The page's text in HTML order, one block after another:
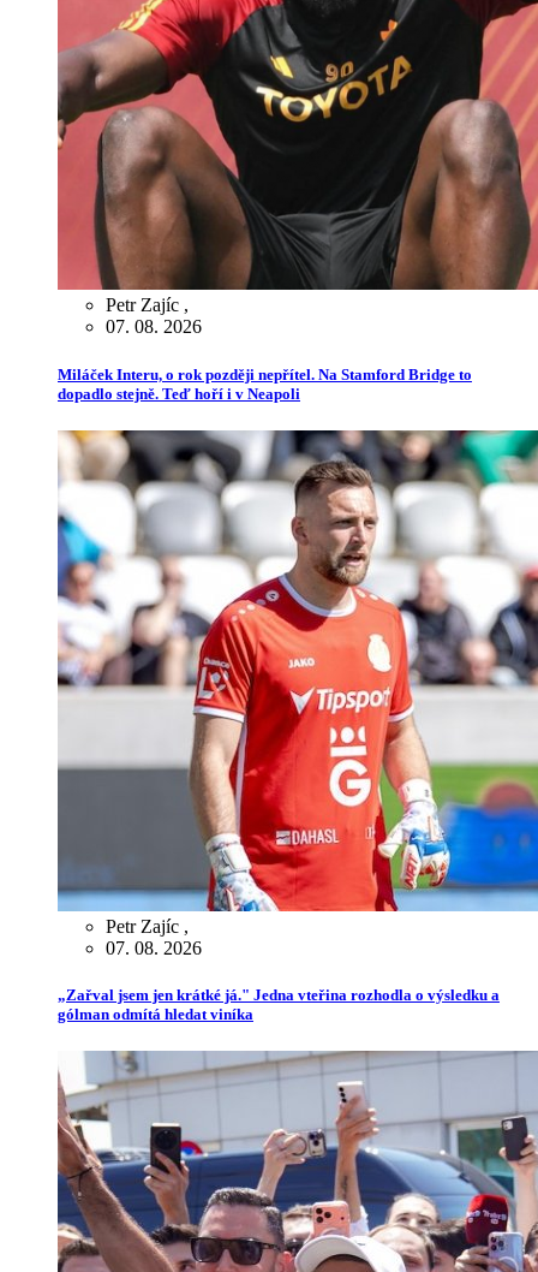
Petr Zajíc ,
07. 08. 2026
Miláček Interu, o rok později nepřítel. Na Stamford Bridge to
dopadlo stejně. Teď hoří i v Neapoli
Petr Zajíc ,
07. 08. 2026
„Zařval jsem jen krátké já." Jedna vteřina rozhodla o výsledku a
gólman odmítá hledat viníka